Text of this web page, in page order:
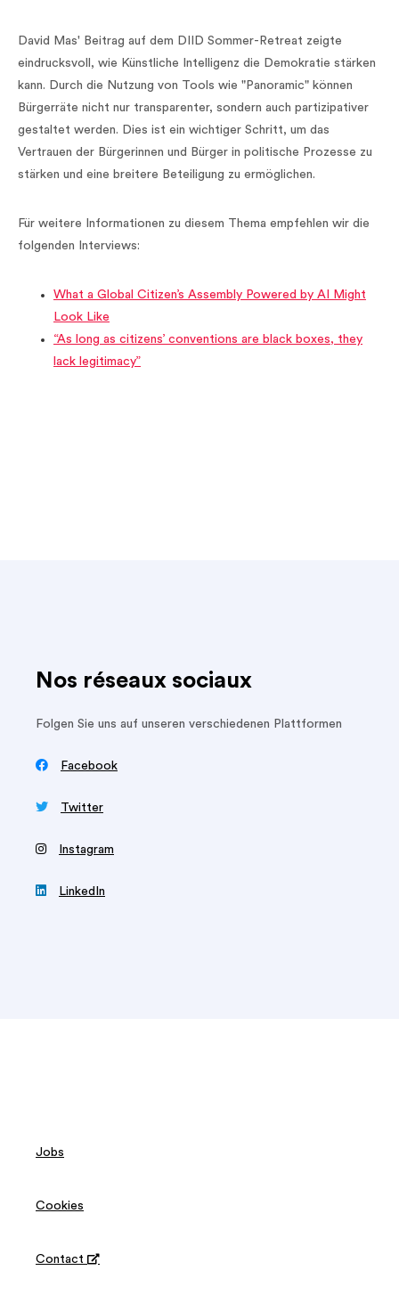
David Mas' Beitrag auf dem DIID Sommer-Retreat zeigte
eindrucksvoll, wie Künstliche Intelligenz die Demokratie stärken
kann. Durch die Nutzung von Tools wie "Panoramic" können
Bürgerräte nicht nur transparenter, sondern auch partizipativer
gestaltet werden. Dies ist ein wichtiger Schritt, um das
Vertrauen der Bürgerinnen und Bürger in politische Prozesse zu
stärken und eine breitere Beteiligung zu ermöglichen.
Für weitere Informationen zu diesem Thema empfehlen wir die
folgenden Interviews:
What a Global Citizen’s Assembly Powered by AI Might
Look Like
“As long as citizens’ conventions are black boxes, they
lack legitimacy”
Nos réseaux sociaux
Folgen Sie uns auf unseren verschiedenen Plattformen
 Facebook
 Twitter
‍ Instagram
 LinkedIn
Jobs
Cookies
Contact 